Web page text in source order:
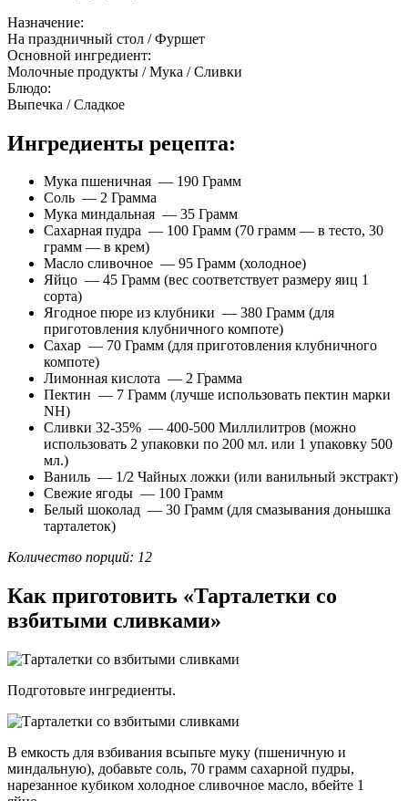
Назначение:
На праздничный стол / Фуршет
Основной ингредиент:
Молочные продукты / Мука / Сливки
Блюдо:
Выпечка / Сладкое
Ингредиенты рецепта:
Мука пшеничная — 190 Грамм
Соль — 2 Грамма
Мука миндальная — 35 Грамм
Сахарная пудра — 100 Грамм (70 грамм — в тесто, 30
грамм — в крем)
Масло сливочное — 95 Грамм (холодное)
Яйцо — 45 Грамм (вес соответствует размеру яиц 1
сорта)
Ягодное пюре из клубники — 380 Грамм (для
приготовления клубничного компоте)
Сахар — 70 Грамм (для приготовления клубничного
компоте)
Лимонная кислота — 2 Грамма
Пектин — 7 Грамм (лучше использовать пектин марки
NH)
Сливки 32-35% — 400-500 Миллилитров (можно
использовать 2 упаковки по 200 мл. или 1 упаковку 500
мл.)
Ваниль — 1/2 Чайных ложки (или ванильный экстракт)
Свежие ягоды — 100 Грамм
Белый шоколад — 30 Грамм (для смазывания донышка
тарталеток)
Количество порций: 12
Как приготовить «Тарталетки со
взбитыми сливками»
Подготовьте ингредиенты.
В емкость для взбивания всыпьте муку (пшеничную и
миндальную), добавьте соль, 70 грамм сахарной пудры,
нарезанное кубиком холодное сливочное масло, вбейте 1